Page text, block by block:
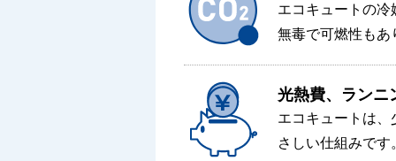
エコキュートの
無毒で可燃性もあ
光熱費、ランニ
エコキュートは
さしい仕組みです